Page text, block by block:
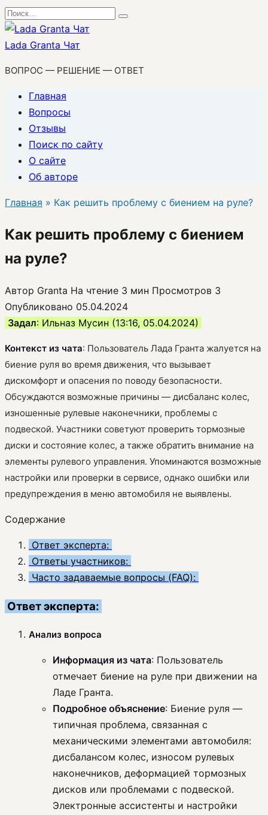
Перейти
к
содержанию
Search
for:
Lada Granta Чат
ВОПРОС — РЕШЕНИЕ — ОТВЕТ
Главная
Вопросы
Отзывы
Поиск по сайту
О сайте
Об авторе
Главная » Как решить проблему с биением на руле?
Как решить проблему с биением
на руле?
Автор Granta На чтение 3 мин Просмотров 3
Опубликовано 05.04.2024
Задал: Ильназ Мусин (13:16, 05.04.2024)
Контекст из чата: Пользователь Лада Гранта жалуется на
биение руля во время движения, что вызывает
дискомфорт и опасения по поводу безопасности.
Обсуждаются возможные причины — дисбаланс колес,
изношенные рулевые наконечники, проблемы с
подвеской. Участники советуют проверить тормозные
диски и состояние колес, а также обратить внимание на
элементы рулевого управления. Упоминаются возможные
настройки или проверки в сервисе, однако ошибки или
предупреждения в меню автомобиля не выявлены.
Содержание
Ответ эксперта:
Ответы участников:
Часто задаваемые вопросы (FAQ):
Ответ эксперта:
Анализ вопроса
Информация из чата: Пользователь
отмечает биение на руле при движении на
Ладе Гранта.
Подробное объяснение: Биение руля —
типичная проблема, связанная с
механическими элементами автомобиля:
дисбалансом колес, износом рулевых
наконечников, деформацией тормозных
дисков или проблемами с подвеской.
Электронные ассистенты и настройки